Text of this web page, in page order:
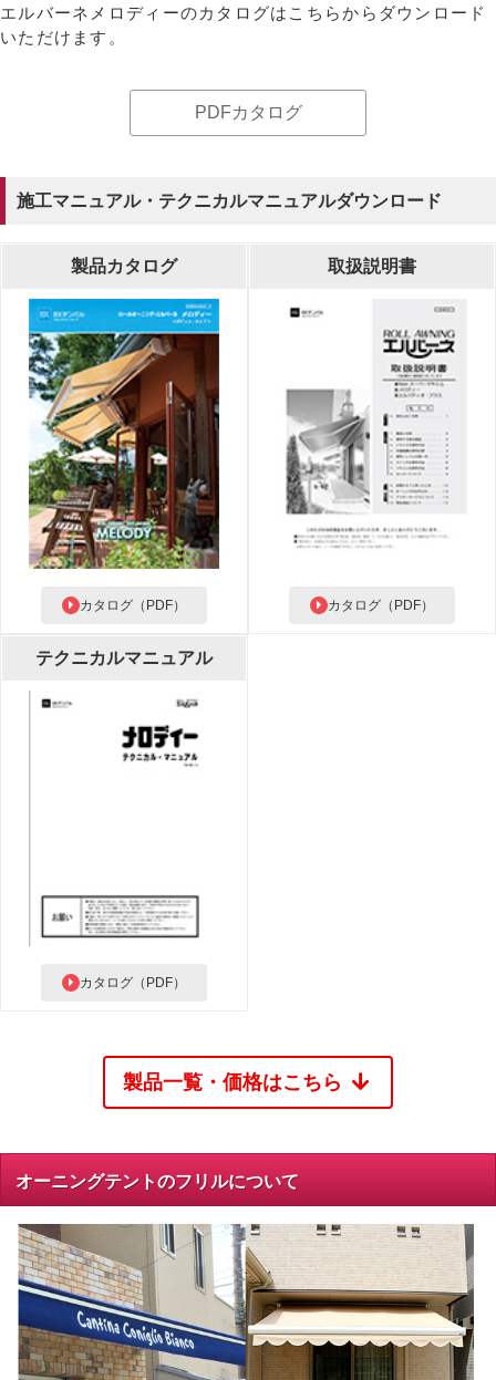
エルバーネメロディーのカタログはこちらからダウンロード
いただけます。
PDFカタログ
施工マニュアル・テクニカルマニュアルダウンロード
製品カタログ
カタログ（PDF）
取扱説明書
カタログ（PDF）
テクニカルマニュアル
カタログ（PDF）
製品一覧・価格はこちら
オーニングテントのフリルについて